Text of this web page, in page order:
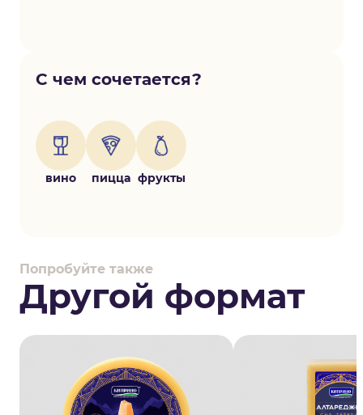
С чем сочетается?
вино пицца фрукты
Попробуйте также
Другой формат